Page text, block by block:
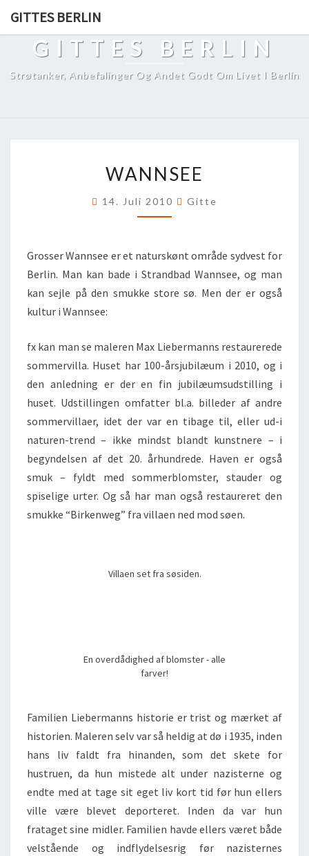
GITTES BERLIN
GITTES BERLIN
Strøtanker, Anbefalinger Og Andet Godt Om Livet I Berlin
WANNSEE
14. Juli 2010 Gitte
Grosser Wannsee er et naturskønt område sydvest for
Berlin. Man kan bade i Strandbad Wannsee, og man
kan sejle på den smukke store sø. Men der er også
kultur i Wannsee:
fx kan man se maleren Max Liebermanns restaurerede
sommervilla. Huset har 100-årsjubilæum i 2010, og i
den anledning er der en fin jubilæumsudstilling i
huset. Udstillingen omfatter bl.a. billeder af andre
sommervillaer, idet der var en tibage til, eller ud-i
naturen-trend – ikke mindst blandt kunstnere – i
begyndelsen af det 20. århundrede. Haven er også
smuk – fyldt med sommerblomster, stauder og
spiselige urter. Og så har man også restaureret den
smukke “Birkenweg” fra villaen ned mod søen.
Villaen set fra søsiden.
En overdådighed af blomster - alle
farver!
Familien Liebermanns historie er trist og mærket af
historien. Maleren selv var så heldig at dø i 1935, inden
hans liv faldt fra hinanden, som det skete for
hustruen, da hun mistede alt under nazisterne og
endte med at tage sit eget liv kort tid før hun ellers
ville være blevet deporteret. Inden da var hun
frataget sine midler. Familien havde ellers været både
velstående og indflydelsesrig før nazisternes